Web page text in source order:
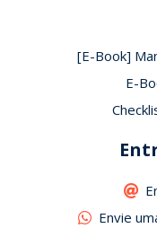
[E-Book]
E-
Envie